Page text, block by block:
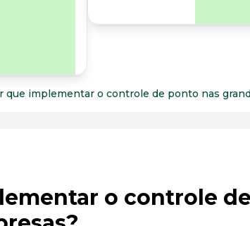
que implementar o controle de ponto nas
o controle